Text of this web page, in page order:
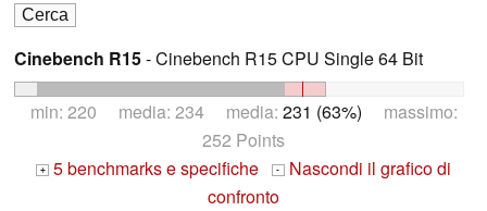
Cinebench R15- Cinebench R15 CPU Single 64 Bit
min: 220 media: 234 media: 231 (63%) massimo:
252 Points
+ 5 benchmarks e specifiche - Nascondi il grafico di
confronto